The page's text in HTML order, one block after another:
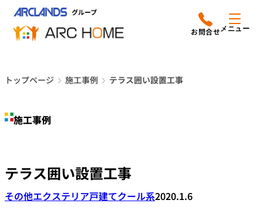
ッ
アークホームについて
施工事例
店舗案内
会社情報
メニュー
営業時間は
平日9時から18時までと
電話をかける
トップページ 施工事例 テラス囲い設置工事
施工事例
テラス囲い設置工事
その他エクステリア戸建てクール系2020.1.6